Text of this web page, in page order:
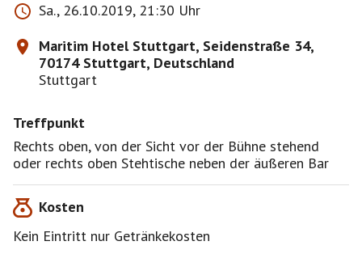
Sa., 26.10.2019, 21:30 Uhr
Maritim Hotel Stuttgart, Seidenstraße 34,
70174 Stuttgart, Deutschland
Stuttgart
Treffpunkt
Rechts oben, von der Sicht vor der Bühne stehend
oder rechts oben Stehtische neben der äußeren Bar
Kosten
Kein Eintritt nur Getränkekosten